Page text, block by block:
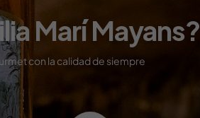
Marí Mayans?
con la calidad de siempre